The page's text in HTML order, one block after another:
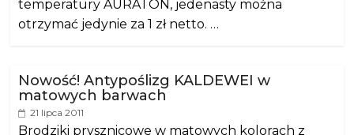
temperatury AURATON, jedenasty można
otrzymać jedynie za 1 zł netto. …
Nowość! Antypoślizg KALDEWEI w
matowych barwach
21 lipca 2011
Brodziki prysznicowe w matowych kolorach z